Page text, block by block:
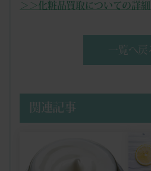
＞＞化粧品買取についての詳
一覧へ戻
関連記事